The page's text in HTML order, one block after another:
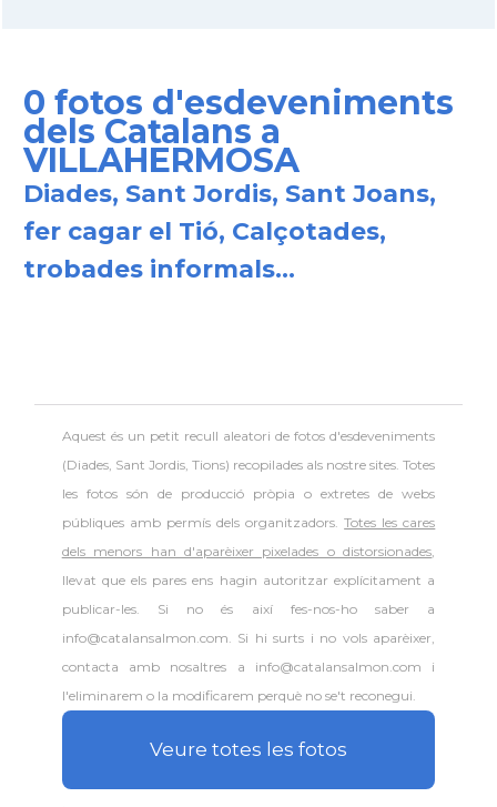
0 fotos d'esdeveniments
dels Catalans a
VILLAHERMOSA
Diades, Sant Jordis, Sant Joans,
fer cagar el Tió, Calçotades,
trobades informals...
Aquest és un petit recull aleatori defotos d'esdeveniments
(Diades, Sant Jordis, Tions) recopilades als nostre sites. Totes
les fotos són de producció pròpia o extretes de webs
públiques amb permís dels organitzadors.Totes les cares
dels menors han d'aparèixer pixelades o distorsionades,
llevat que els pares ens hagin autoritzar explícitament a
publicar-les. Si no és així fes-nos-ho saber a
info@catalansalmon.com. Si hi surts i no vols aparèixer,
contacta amb nosaltres a info@catalansalmon.com i
l'eliminarem o la modificarem perquè no se't reconegui.
Veure totes les fotos